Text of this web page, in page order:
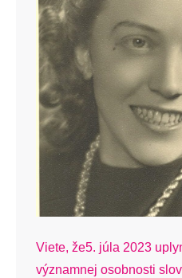
Viete, že5. júla 2023
významnej osobnosti